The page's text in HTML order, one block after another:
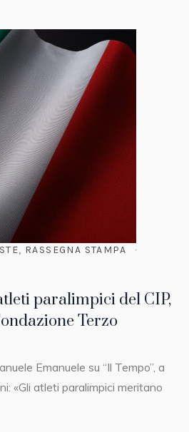
, RASSEGNA STAMPA
paralimpici del CIP,
Terzo
Emanuele su “Il Tempo”, a
«Gli atleti paralimpici meritano